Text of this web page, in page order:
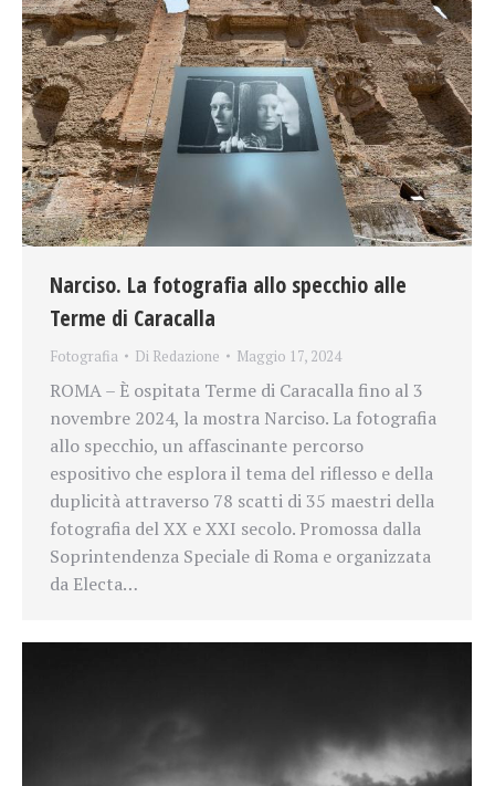
Narciso. La fotografia allo specchio alle
Terme di Caracalla
Fotografia Di Redazione Maggio 17, 2024
ROMA – È ospitata Terme di Caracalla fino al 3
novembre 2024, la mostra Narciso. La fotografia
allo specchio, un affascinante percorso
espositivo che esplora il tema del riflesso e della
duplicità attraverso 78 scatti di 35 maestri della
fotografia del XX e XXI secolo. Promossa dalla
Soprintendenza Speciale di Roma e organizzata
da Electa…